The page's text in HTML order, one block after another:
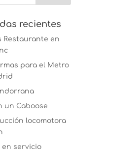
recientes
Restaurante en
para el Metro
un Caboose
locomotora
en servicio